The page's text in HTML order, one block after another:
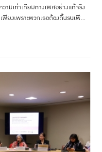
มเท่าเทียมทางเพศอย่างแท้จริง
ยงเพราะพวกเธอต้องดิ้นรนเพื...